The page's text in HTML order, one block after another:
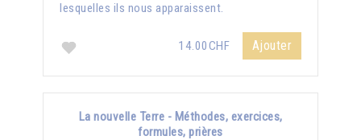
lesquelles ils nous apparaissent.
14.00CHF Ajouter
La nouvelle Terre - Méthodes, exercices,
formules, prières